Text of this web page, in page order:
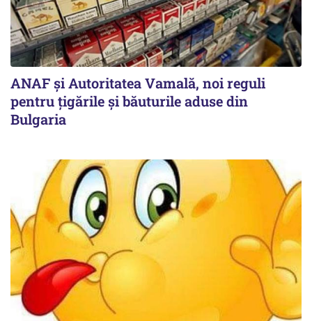
ANAF și Autoritatea Vamală, noi reguli
pentru țigările și băuturile aduse din
Bulgaria